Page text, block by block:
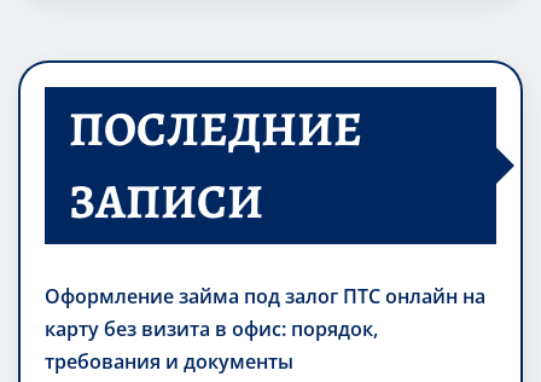
ПОСЛЕДНИЕ
ЗАПИСИ
Оформление займа под залог ПТС онлайн на
карту без визита в офис: порядок,
требования и документы